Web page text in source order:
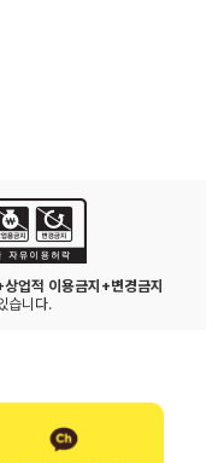
업적 이용금지+변경금지
습니다.